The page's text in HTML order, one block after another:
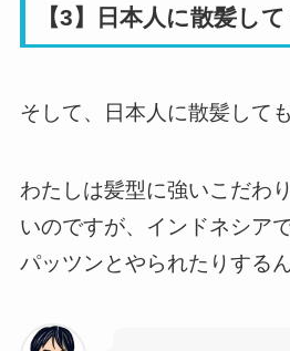
【3】日本人に散髪し
そして、日本人に散髪して
わたしは髪型に強いこだわ
いのですが、インドネシア
パッツンとやられたりするん